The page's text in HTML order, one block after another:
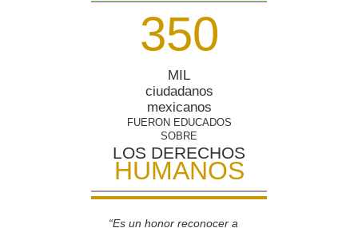
350
MIL
ciudadanos
mexicanos
FUERON EDUCADOS
SOBRE
LOS DERECHOS
HUMANOS
“Es un honor reconocer a